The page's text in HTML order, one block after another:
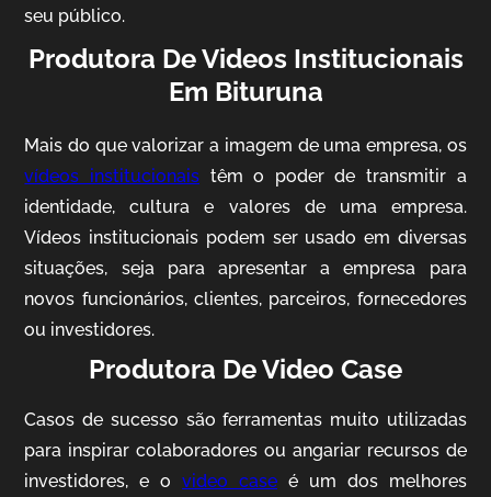
Mosaic
seu público.
Produtora De Videos Institucionais
Em Bituruna
Mais do que valorizar a imagem de uma empresa, os
vídeos institucionais têm o poder de transmitir a
identidade, cultura e valores de uma empresa.
Vídeos institucionais podem ser usado em diversas
situações, seja para apresentar a empresa para
novos funcionários, clientes, parceiros, fornecedores
ou investidores.
Produtora De Video Case
Casos de sucesso são ferramentas muito utilizadas
para inspirar colaboradores ou angariar recursos de
investidores, e ovideo case é um dos melhores